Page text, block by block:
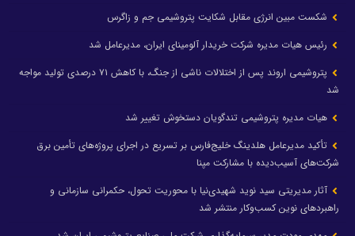
شکست مبین انرژی مقابل شکایت پتروشیمی جم و زاگرس
رئیس هیات مدیره شرکت خریدار آلومینای ایران، مدیرعامل شد
پتروشیمی اروند پس از اختلالات ناشی از جنگ، با کاهش ۷۱ درصدی تولید مواجه
شد
هیات مدیره پتروشیمی تندگویان دستخوش تغییر شد
تأکید مدیرعامل هلدینگ خلیج‌فارس بر تسریع در اجرای پروژه‌های تأمین برق
شرکت‌های آسیب‌دیده با مشارکت مپنا
آثار مدیریتی سید نوید شهیدی‌نیا با محوریت تحول، حکمرانی سازمانی و
راهبردهای نوین کسب‌وکار منتشر شد